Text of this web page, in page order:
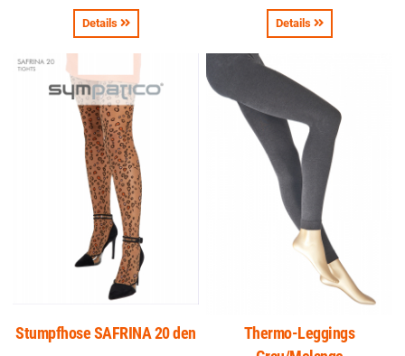
Details Details
Stumpfhose SAFRINA 20 den
Thermo-Leggings